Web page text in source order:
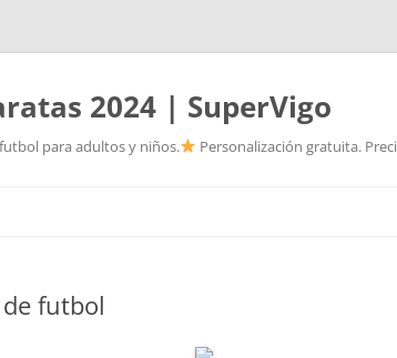
2024 | SuperVigo
para adultos y niños. Personalización gratuita.
futbol